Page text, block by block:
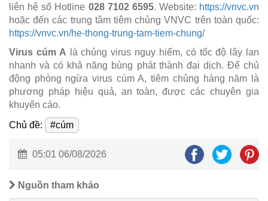
liên hệ số Hotline 028 7102 6595. Website: https://vnvc.vn
hoặc đến các trung tâm tiêm chủng VNVC trên toàn quốc:
https://vnvc.vn/he-thong-trung-tam-tiem-chung/
Virus cúm A là chủng virus nguy hiểm, có tốc độ lây lan
nhanh và có khả năng bùng phát thành đại dịch. Để chủ
động phòng ngừa virus cúm A, tiêm chủng hàng năm là
phương pháp hiệu quả, an toàn, được các chuyên gia
khuyến cáo.
Chủ đề:
#cúm
05:01 06/08/2026
Nguồn tham khảo